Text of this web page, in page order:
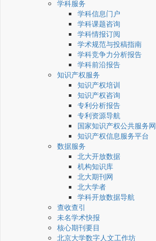
学科服务
学科信息门户
学科课题咨询
学科情报订阅
学术规范与投稿指南
学科竞争力分析报告
学科前沿报告
知识产权服务
知识产权培训
知识产权咨询
专利分析报告
专利资源导航
国家知识产权公共服务网
知识产权信息服务平台
数据服务
北大开放数据
机构知识库
北大期刊网
北大学者
学科开放数据导航
查收查引
未名学术快报
核心期刊要目
北京大学数字人文工作坊